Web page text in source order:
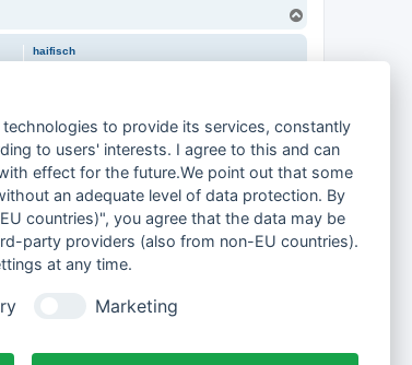
h
n
haifisch
06
Wohnort:25599 Wewelsfleth
N
a
h
o
3 Beiträge • Seite1von1
Gehe zu
to provide its services, constantly
to users' interests. I agree to this and can
effect for the future.We point out that some
an adequate level of data protection. By
countries)", you agree that the data may be
party providers (also from non-EU countries).
at any time.
Marketing